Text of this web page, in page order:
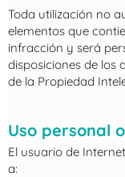
Toda utilización no
elementos que
infracción y será
disposiciones de los
de la Propiedad
Uso personal
El usuario de
a: